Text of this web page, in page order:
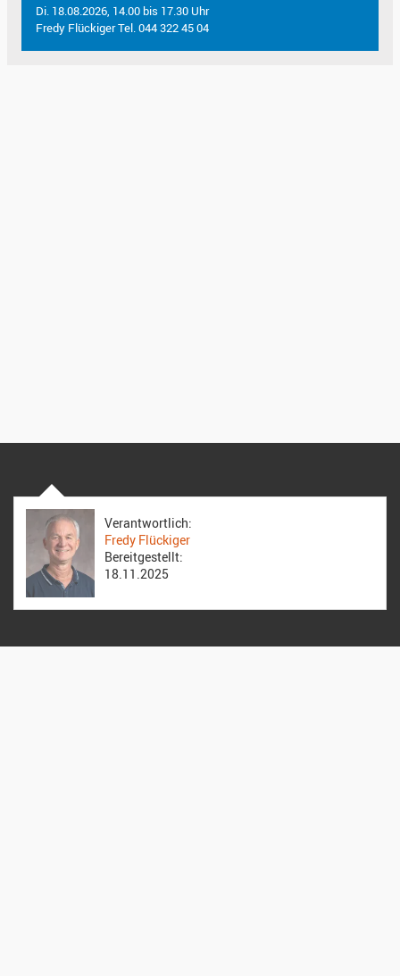
Di. 18.08.2026, 14.00 bis 17.30 Uhr
Fredy Flückiger Tel. 044 322 45 04
Verantwortlich:
Fredy Flückiger
Bereitgestellt:
18.11.2025